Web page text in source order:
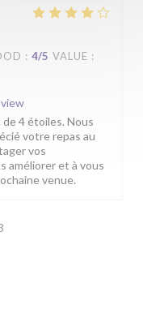
: 4/5 VALUE :
4 étoiles. Nous
votre repas au
vos
améliorer et à vous
venue.